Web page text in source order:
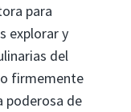
para
explorar y
del
firmemente
poderosa de